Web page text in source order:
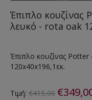
Έπιπλο
λευκό - rota oak
Έπιπλο κουζίνας
120x40x196,1εκ.
Τιμή: €415,00